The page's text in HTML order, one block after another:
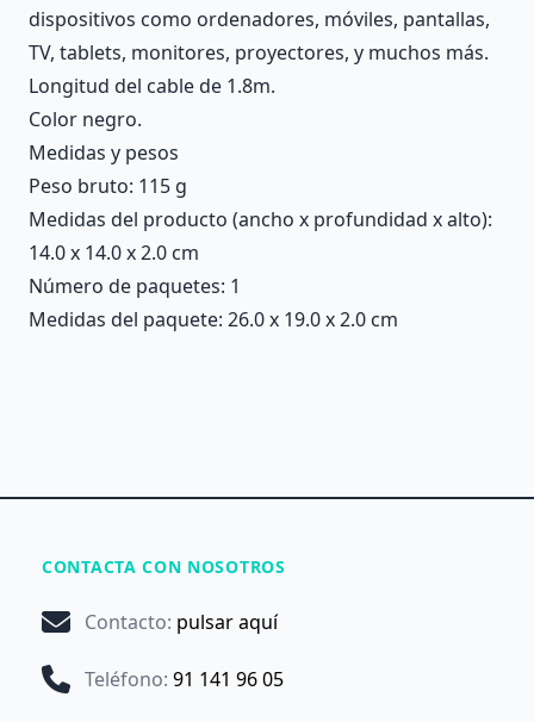
dispositivos como ordenadores, móviles, pantallas,
TV, tablets, monitores, proyectores, y muchos más.
Longitud del cable de 1.8m.
Color negro.
Medidas y pesos
Peso bruto: 115 g
Medidas del producto (ancho x profundidad x alto):
14.0 x 14.0 x 2.0 cm
Número de paquetes: 1
Medidas del paquete: 26.0 x 19.0 x 2.0 cm
CONTACTA CON NOSOTROS
Contacto: pulsar aquí
Teléfono: 91 141 96 05